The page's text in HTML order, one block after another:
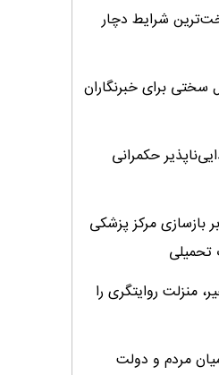
شرایط دچار
برای خبرنگاران
حکمرانی
بازسازی مرکز پزشکی
منزلت روایتگری را
مردم و دولت